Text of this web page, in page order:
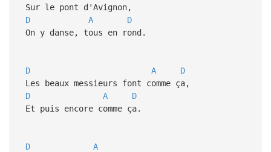
Sur le pont d'Avignon,
D
A
D
On y danse, tous en rond.
D A
D
Les beaux messieurs font comme ça,
D
A
D
Et puis encore comme ça.
D
A